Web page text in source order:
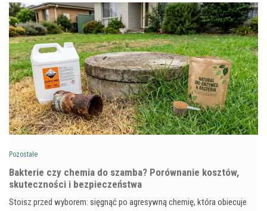
Pozostałe
Bakterie czy chemia do szamba? Porównanie kosztów,
skuteczności i bezpieczeństwa
Stoisz przed wyborem: sięgnąć po agresywną chemię, która obiecuje